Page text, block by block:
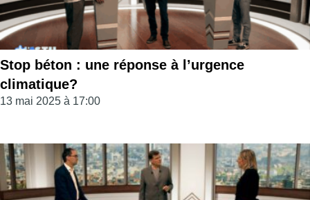
Stop béton : une réponse à l’urgence
climatique?
13 mai 2025 à 17:00